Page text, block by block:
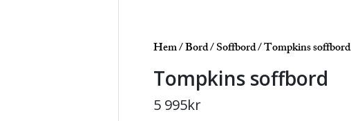
Hem/Bord/ Soffbord/ Tompkins soffbord
Tompkins soffbord
5 995kr